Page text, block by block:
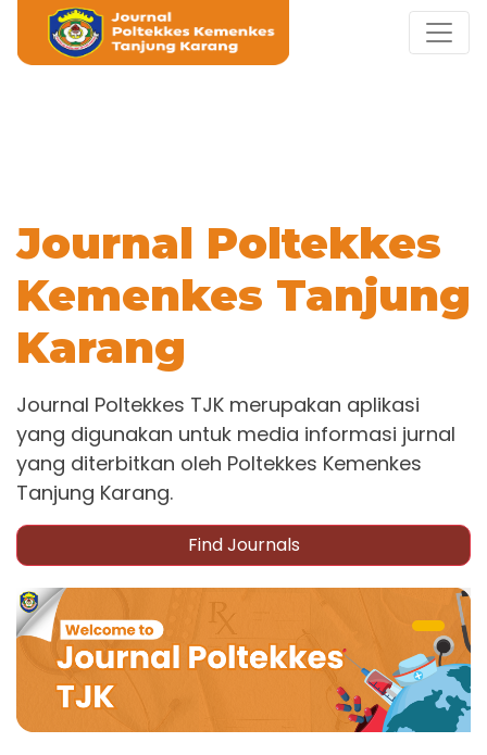
Journal Poltekkes
Kemenkes Tanjung
Karang
Journal Poltekkes TJK merupakan aplikasi
yang digunakan untuk media informasi jurnal
yang diterbitkan oleh Poltekkes Kemenkes
Tanjung Karang.
Find Journals